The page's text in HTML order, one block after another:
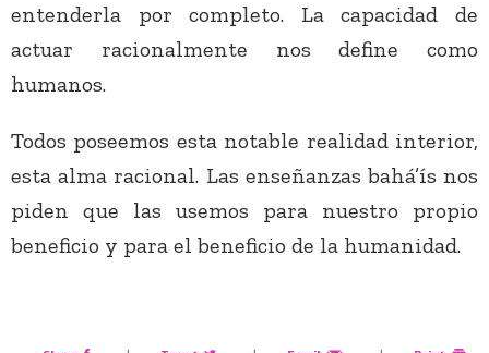
entenderla por completo. La capacidad de
actuar racionalmente nos define como
humanos.
Todos poseemos esta notable realidad interior,
esta alma racional. Las enseñanzas bahá’ís nos
piden que las usemos para nuestro propio
beneficio y para el beneficio de la humanidad.